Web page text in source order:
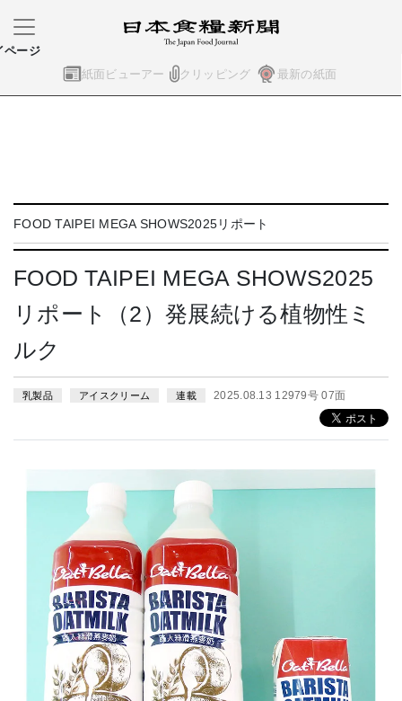
紙面ビューアー クリッピング 最新の紙面
ページ
FOOD TAIPEI MEGA SHOWS2025リポート
FOOD TAIPEI MEGA SHOWS2025
リポート（2）発展続ける植物性ミ
ルク
乳製品 アイスクリーム 連載 2025.08.13 12979号 07面